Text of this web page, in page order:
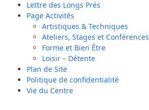
Lettre des Longs Prés
Page Activités
Artistiques & Techniques
Ateliers, Stages et Conférences
Forme et Bien Être
Loisir – Détente
Plan de Site
Politique de confidentialité
Vie du Centre